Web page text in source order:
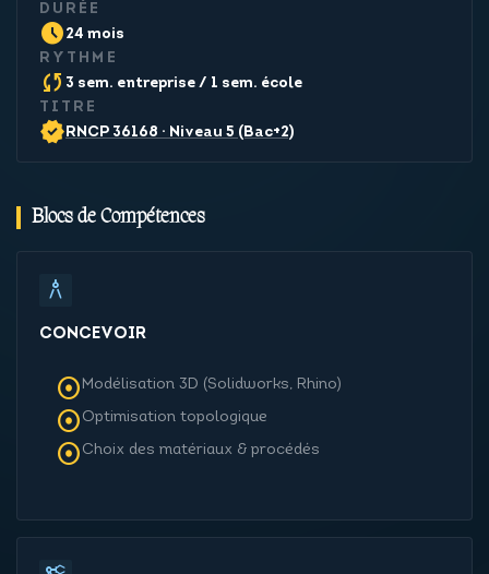
DURÉE
schedule 24 mois
RYTHME
sync 3 sem. entreprise / 1 sem. école
TITRE
verified RNCP 36168 · Niveau 5 (Bac+2)
Blocs de Compétences
architecture
CONCEVOIR
adjust Modélisation 3D (Solidworks, Rhino)
adjust Optimisation topologique
adjust Choix des matériaux & procédés